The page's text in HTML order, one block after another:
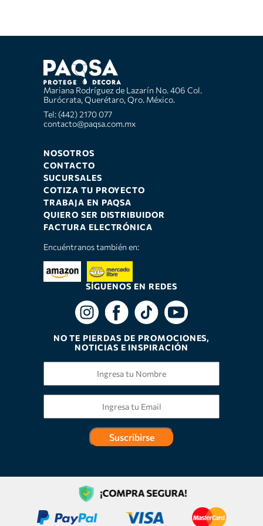
Mariana Rodríguez de Lazarín No. 406 Col.
Burócrata, Querétaro, Qro. México.
Tel: (442) 2170 077
contacto@paqsa.com.mx
NOSOTROS
CONTACTO
SUCURSALES
COTIZA TU PROYECTO
TRABAJA EN PAQSA
QUIERO SER DISTRIBUIDOR
FACTURA ELECTRÓNICA
Encuéntranos también en:
SÍGUENOS EN REDES
NO TE PIERDAS DE PROMOCIONES,
NOTICIAS E INSPIRACIÓN
Suscribirse